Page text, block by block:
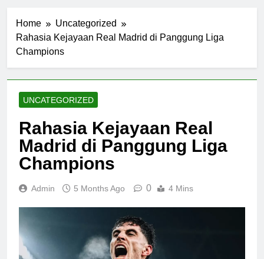
Home
Uncategorized
Rahasia Kejayaan Real Madrid di Panggung Liga
Champions
UNCATEGORIZED
Rahasia Kejayaan Real
Madrid di Panggung Liga
Champions
Admin 5 Months Ago 0 4 Mins